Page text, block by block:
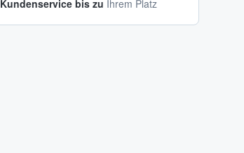
Kundenservice bis zu Ihrem Platz